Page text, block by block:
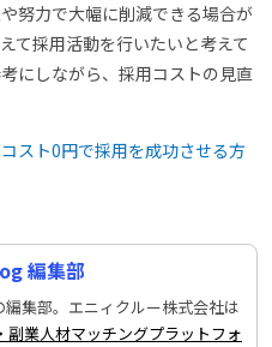
努力で大幅に削減できる場合が
て採用活動を行いたいと考えて
にしながら、採用コストの見直
スト0円で採用を成功させる方
編集部
集部。エニィクルー株式会社は
副業人材マッチングプラットフォ